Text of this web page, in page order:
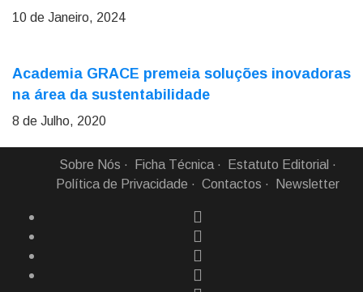
10 de Janeiro, 2024
Academia GRACE premeia soluções inovadoras
na área da sustentabilidade
8 de Julho, 2020
Sobre Nós Ficha Técnica
Estatuto Editorial
Política de Privacidade
Contactos Newsletter